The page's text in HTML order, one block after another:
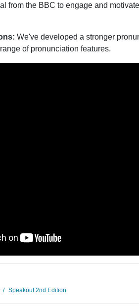
from the BBC to engage and motivate
We've developed a stronger
of pronunciation features.
Speakout 2nd Edition